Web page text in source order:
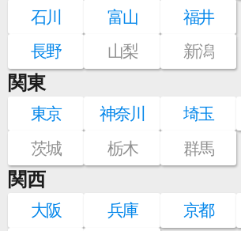
石川
富山
福井
長野
山梨 新潟
関東
東京 神奈川 埼玉
茨城
栃木 群馬
関西
大阪 兵庫 京都